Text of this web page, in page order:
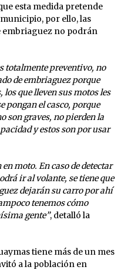
esta medida pretende
por ello, las
embriaguez no podrán
totalmente preventivo, no
de embriaguez porque
que lleven sus motos les
pongan el casco, porque
son graves, no pierden la
y estos son por usar
moto. En caso de detectar
ir al volante, se tiene que
dejarán su carro por ahí
tenemos cómo
gente”, detalló la
tiene más de un mes
a la población en